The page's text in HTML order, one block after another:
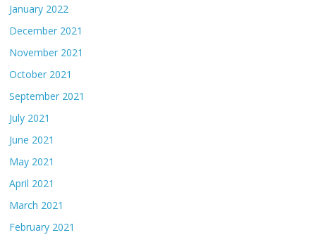
January 2022
December 2021
November 2021
October 2021
September 2021
July 2021
June 2021
May 2021
April 2021
March 2021
February 2021